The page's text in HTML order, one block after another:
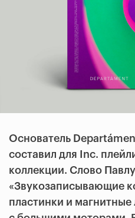
Основатель
составил для Inc.
коллекции. Слово
«Звукозаписывающие
пластинки и